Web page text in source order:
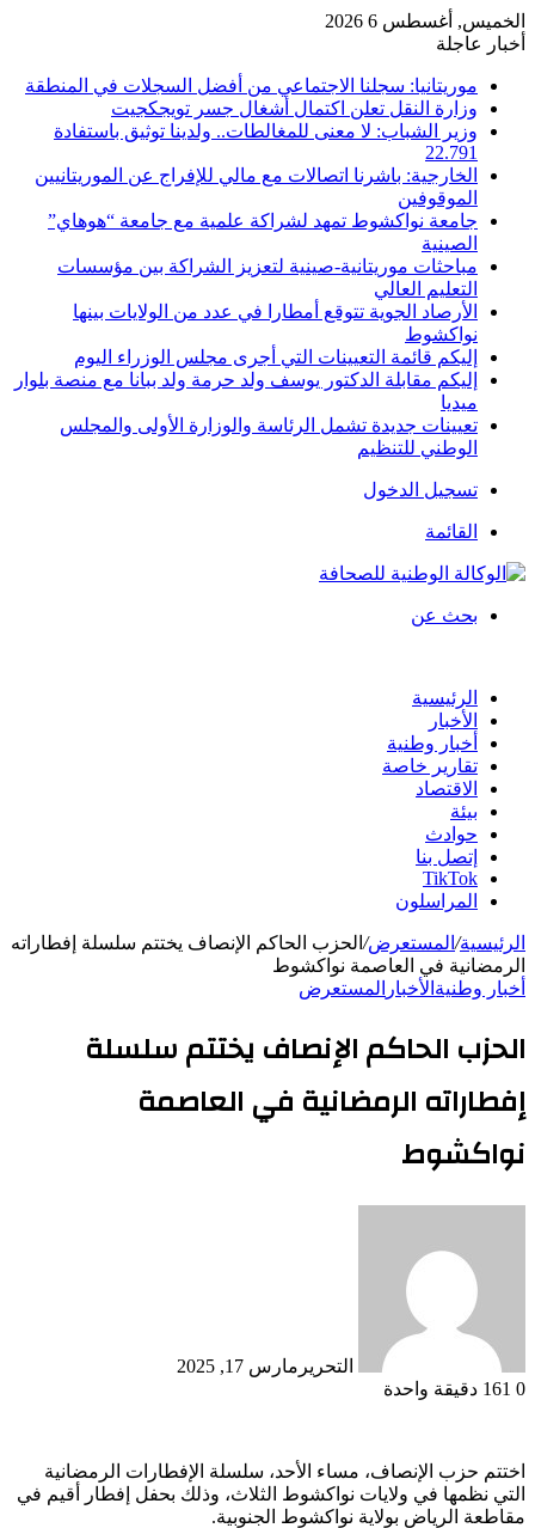
الخميس, أغسطس 6 2026
أخبار عاجلة
موريتانيا: سجلنا الاجتماعي من أفضل السجلات في المنطقة
وزارة النقل تعلن اكتمال أشغال جسر تويجكجيت
وزير الشباب: لا معنى للمغالطات.. ولدينا توثيق باستفادة
22.791
الخارجية: باشرنا اتصالات مع مالي للإفراج عن الموريتانيين
الموقوفين
جامعة نواكشوط تمهد لشراكة علمية مع جامعة “هوهاي”
الصينية
مباحثات موريتانية-صينية لتعزيز الشراكة بين مؤسسات
التعليم العالي
الأرصاد الجوية تتوقع أمطارا في عدد من الولايات بينها
نواكشوط
إليكم قائمة التعيينات التي أجرى مجلس الوزراء اليوم
إليكم مقابلة الدكتور يوسف ولد حرمة ولد ببانا مع منصة بلوار
ميديا
تعيينات جديدة تشمل الرئاسة والوزارة الأولى والمجلس
الوطني للتنظيم
تسجيل الدخول
القائمة
بحث عن
الرئيسية
الأخبار
أخبار وطنية
تقارير خاصة
الاقتصاد
بيئة
حوادث
إتصل بنا
TikTok
المراسلون
الرئيسية/ المستعرض/ الحزب الحاكم الإنصاف يختتم سلسلة إفطاراته
الرمضانية في العاصمة نواكشوط
أخبار وطنية الأخبار المستعرض
الحزب الحاكم الإنصاف يختتم سلسلة
إفطاراته الرمضانية في العاصمة
نواكشوط
التحرير مارس 17, 2025
0
دقيقة واحدة
اختتم حزب الإنصاف، مساء الأحد، سلسلة الإفطارات الرمضانية
التي نظمها في ولايات نواكشوط الثلاث، وذلك بحفل إفطار أقيم في
مقاطعة الرياض بولاية نواكشوط الجنوبية.